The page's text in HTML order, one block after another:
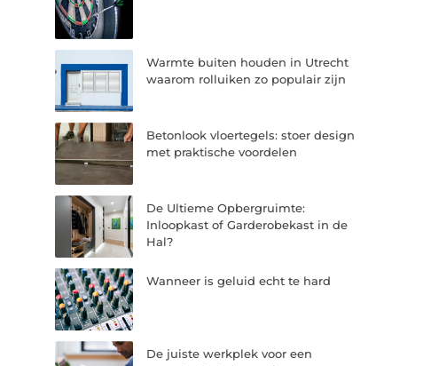
Warmte buiten houden in Utrecht
waarom rolluiken zo populair zijn
Betonlook vloertegels: stoer design
met praktische voordelen
De Ultieme Opbergruimte:
Inloopkast of Garderobekast in de
Hal?
Wanneer is geluid echt te hard
De juiste werkplek voor een